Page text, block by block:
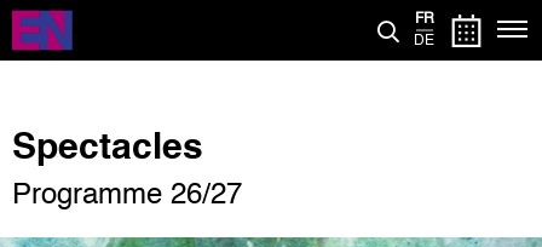
Aller
contenu
FR
DE
Spectacles
Programme 26/27